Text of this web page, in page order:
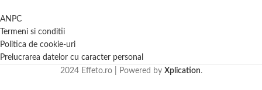
ANPC
Termeni si conditii
Politica de cookie-uri
Prelucrarea datelor cu caracter personal
2024 Effeto.ro | Powered by Xplication.